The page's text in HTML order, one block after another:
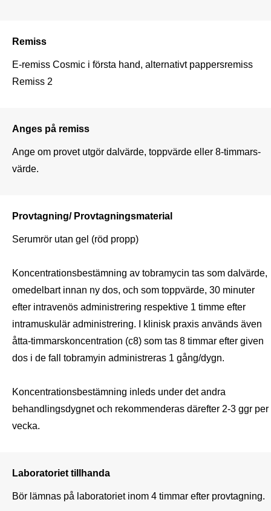
Remiss
E-remiss Cosmic i första hand, alternativt pappersremiss
Remiss 2
Anges på remiss
Ange om provet utgör dalvärde, toppvärde eller 8-timmars-
värde.
Provtagning/ Provtagningsmaterial
Serumrör utan gel (röd propp)
Koncentrationsbestämning av tobramycin tas som dalvärde,
omedelbart innan ny dos, och som toppvärde, 30 minuter
efter intravenös administrering respektive 1 timme efter
intramuskulär administrering. I klinisk praxis används även
åtta-timmarskoncentration (c8) som tas 8 timmar efter given
dos i de fall tobramyin administreras 1 gång/dygn.
Koncentrationsbestämning inleds under det andra
behandlingsdygnet och rekommenderas därefter 2-3 ggr per
vecka.
Laboratoriet tillhanda
Bör lämnas på laboratoriet inom 4 timmar efter provtagning.